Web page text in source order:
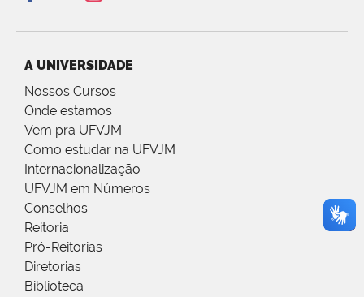
A UNIVERSIDADE
Nossos Cursos
Onde estamos
Vem pra UFVJM
Como estudar na UFVJM
Internacionalização
UFVJM em Números
Conselhos
Reitoria
Pró-Reitorias
Diretorias
Biblioteca